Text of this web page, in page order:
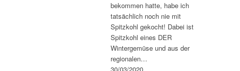
bekommen hatte, habe ich
tatsächlich noch nie mit
Spitzkohl gekocht! Dabei ist
Spitzkohl eines DER
Wintergemüse und aus der
regionalen…